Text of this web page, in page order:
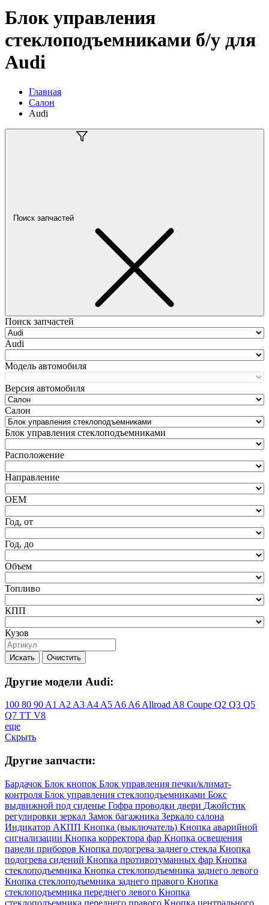
Блок управления
стеклоподъемниками б/у для
Audi
Главная
Салон
Audi
Поиск запчастей
Поиск запчастей
Audi
Модель автомобиля
Версия автомобиля
Салон
Блок управления стеклоподъемниками
Расположение
Направление
ОЕМ
Год, от
Год, до
Объем
Топливо
КПП
Кузов
Искать Очистить
Другие модели Audi:
100 80 90 A1 A2 A3 A4 A5 A6 A6 Allroad A8 Coupe Q2 Q3 Q5
Q7 TT V8
еще
Скрыть
Другие запчасти:
Бардачок Блок кнопок Блок управления печки/климат-
контроля Блок управления стеклоподъемниками Бокс
выдвижной под сиденье Гофра проводки двери Джойстик
регулировки зеркал Замок багажника Зеркало салона
Индикатор АКПП Кнопка (выключатель) Кнопка аварийной
сигнализации Кнопка корректора фар Кнопка освещения
панели приборов Кнопка подогрева заднего стекла Кнопка
подогрева сидений Кнопка противотуманных фар Кнопка
стеклоподъемника Кнопка стеклоподъемника заднего левого
Кнопка стеклоподъемника заднего правого Кнопка
стеклоподъемника переднего левого Кнопка
стеклоподъемника переднего правого Кнопка центрального